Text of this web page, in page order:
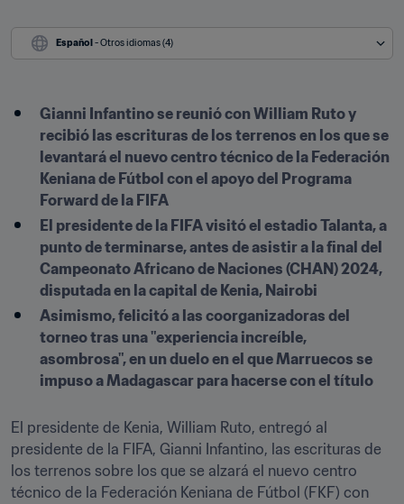
Español - Otros idiomas (4)
Gianni Infantino se reunió con William Ruto y
recibió las escrituras de los terrenos en los que se
levantará el nuevo centro técnico de la Federación
Keniana de Fútbol con el apoyo del Programa
Forward de la FIFA
El presidente de la FIFA visitó el estadio Talanta, a
punto de terminarse, antes de asistir a la final del
Campeonato Africano de Naciones (CHAN) 2024,
disputada en la capital de Kenia, Nairobi
Asimismo, felicitó a las coorganizadoras del
torneo tras una "experiencia increíble,
asombrosa", en un duelo en el que Marruecos se
impuso a Madagascar para hacerse con el título
El presidente de Kenia, William Ruto, entregó al
presidente de la FIFA, Gianni Infantino, las escrituras de
los terrenos sobre los que se alzará el nuevo centro
técnico de la Federación Keniana de Fútbol (FKF) con